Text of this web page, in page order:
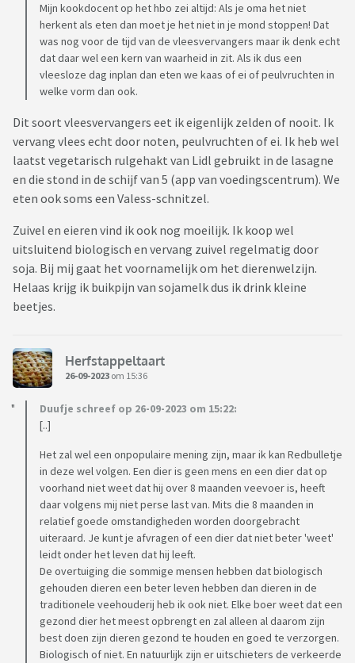
Mijn kookdocent op het hbo zei altijd: Als je oma het niet
herkent als eten dan moet je het niet in je mond stoppen! Dat
was nog voor de tijd van de vleesvervangers maar ik denk echt
dat daar wel een kern van waarheid in zit. Als ik dus een
vleesloze dag inplan dan eten we kaas of ei of peulvruchten in
welke vorm dan ook.
Dit soort vleesvervangers eet ik eigenlijk zelden of nooit. Ik
vervang vlees echt door noten, peulvruchten of ei. Ik heb wel
laatst vegetarisch rulgehakt van Lidl gebruikt in de lasagne
en die stond in de schijf van 5 (app van voedingscentrum). We
eten ook soms een Valess-schnitzel.
Zuivel en eieren vind ik ook nog moeilijk. Ik koop wel
uitsluitend biologisch en vervang zuivel regelmatig door
soja. Bij mij gaat het voornamelijk om het dierenwelzijn.
Helaas krijg ik buikpijn van sojamelk dus ik drink kleine
beetjes.
Herfstappeltaart
26-09-2023 om 15:36
Duufje schreef op 26-09-2023 om 15:22:
[..]
Het zal wel een onpopulaire mening zijn, maar ik kan Redbulletje
in deze wel volgen. Een dier is geen mens en een dier dat op
voorhand niet weet dat hij over 8 maanden veevoer is, heeft
daar volgens mij niet perse last van. Mits die 8 maanden in
relatief goede omstandigheden worden doorgebracht
uiteraard. Je kunt je afvragen of een dier dat niet beter 'weet'
leidt onder het leven dat hij leeft.
De overtuiging die sommige mensen hebben dat biologisch
gehouden dieren een beter leven hebben dan dieren in de
traditionele veehouderij heb ik ook niet. Elke boer weet dat een
gezond dier het meest opbrengt en zal alleen al daarom zijn
best doen zijn dieren gezond te houden en goed te verzorgen.
Biologisch of niet. En natuurlijk zijn er uitschieters de verkeerde